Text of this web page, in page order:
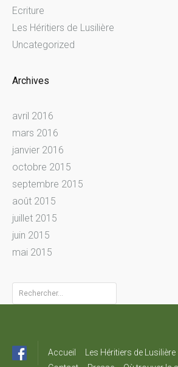
Ecriture
Les Héritiers de Lusilière
Uncategorized
Archives
avril 2016
mars 2016
janvier 2016
octobre 2015
septembre 2015
août 2015
juillet 2015
juin 2015
mai 2015
Rechercher :
Accueil Les Héritiers de Lusilière